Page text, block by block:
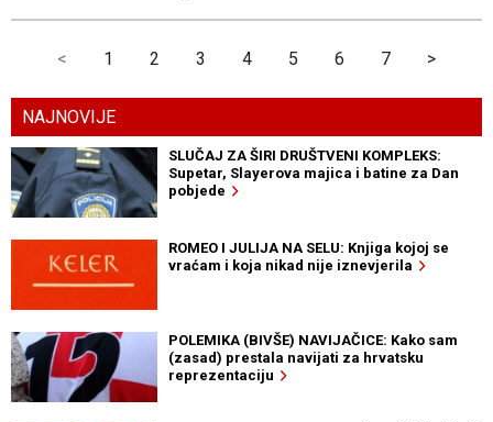
< 1 2 3 4 5 6 7 >
NAJNOVIJE
SLUČAJ ZA ŠIRI DRUŠTVENI KOMPLEKS:
Supetar, Slayerova majica i batine za Dan
pobjede
ROMEO I JULIJA NA SELU: Knjiga kojoj se
vraćam i koja nikad nije iznevjerila
POLEMIKA (BIVŠE) NAVIJAČICE: Kako sam
(zasad) prestala navijati za hrvatsku
reprezentaciju